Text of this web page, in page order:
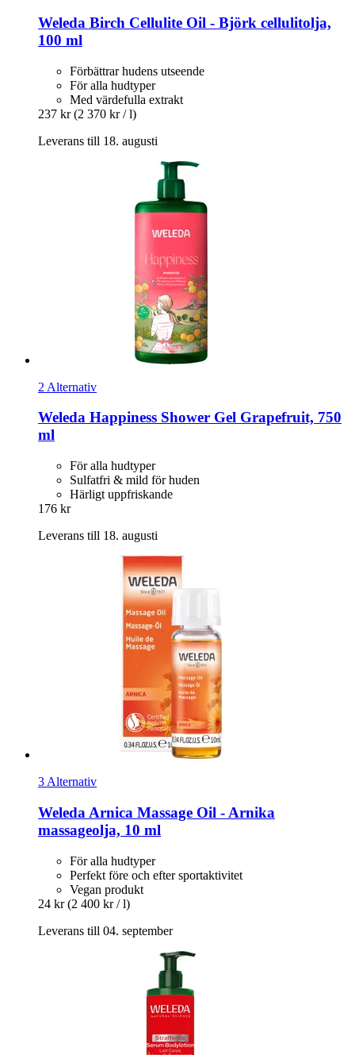
Weleda Birch Cellulite Oil -​ Björk cellulitolja,
100 ml
Förbättrar hudens utseende
För alla hudtyper
Med värdefulla extrakt
237 kr (2 370 kr / l)
Leverans till 18. augusti
2 Alternativ
Weleda Happiness Shower Gel Grapefruit, 750
ml
För alla hudtyper
Sulfatfri & mild för huden
Härligt uppfriskande
176 kr
Leverans till 18. augusti
3 Alternativ
Weleda Arnica Massage Oil -​ Arnika
massageolja, 10 ml
För alla hudtyper
Perfekt före och efter sportaktivitet
Vegan produkt
24 kr (2 400 kr / l)
Leverans till 04. september